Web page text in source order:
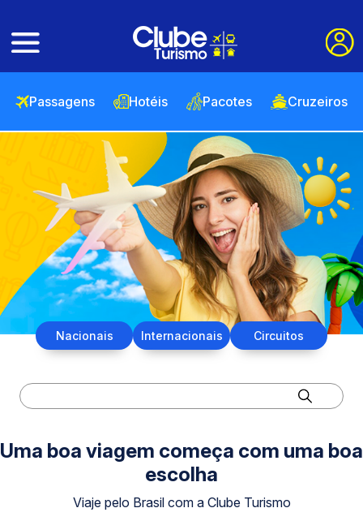
Passagens Hotéis Pacotes Cruzeiros
Nacionais Internacionais Circuitos
Uma boa viagem começa com uma boa
escolha
Viaje pelo Brasil com a Clube Turismo